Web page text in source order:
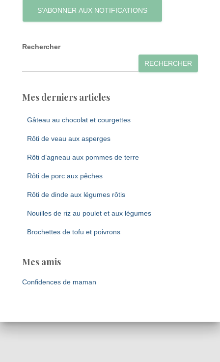
S’ABONNER AUX NOTIFICATIONS
Rechercher
RECHERCHER
Mes derniers articles
Gâteau au chocolat et courgettes
Rôti de veau aux asperges
Rôti d’agneau aux pommes de terre
Rôti de porc aux pêches
Rôti de dinde aux légumes rôtis
Nouilles de riz au poulet et aux légumes
Brochettes de tofu et poivrons
Mes amis
Confidences de maman